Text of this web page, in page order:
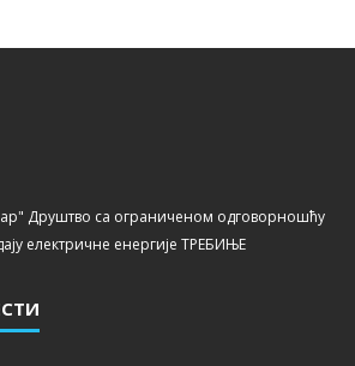
Друштво са ограниченом одговорношћу
електричне енергије ТРЕБИЊЕ